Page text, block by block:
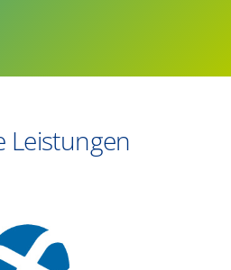
Leistungen